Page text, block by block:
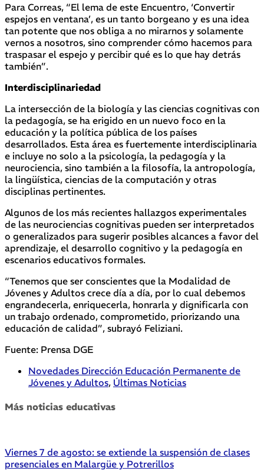
Para Correas, “El lema de este Encuentro, ‘Convertir
espejos en ventana’, es un tanto borgeano y es una idea
tan potente que nos obliga a no mirarnos y solamente
vernos a nosotros, sino comprender cómo hacemos para
traspasar el espejo y percibir qué es lo que hay detrás
también”.
Interdisciplinariedad
La intersección de la biología y las ciencias cognitivas con
la pedagogía, se ha erigido en un nuevo foco en la
educación y la política pública de los países
desarrollados. Esta área es fuertemente interdisciplinaria
e incluye no solo a la psicología, la pedagogía y la
neurociencia, sino también a la filosofía, la antropología,
la lingüística, ciencias de la computación y otras
disciplinas pertinentes.
Algunos de los más recientes hallazgos experimentales
de las neurociencias cognitivas pueden ser interpretados
o generalizados para sugerir posibles alcances a favor del
aprendizaje, el desarrollo cognitivo y la pedagogía en
escenarios educativos formales.
“Tenemos que ser conscientes que la Modalidad de
Jóvenes y Adultos crece día a día, por lo cual debemos
engrandecerla, enriquecerla, honrarla y dignificarla con
un trabajo ordenado, comprometido, priorizando una
educación de calidad”, subrayó Feliziani.
Fuente: Prensa DGE
Novedades Dirección Educación Permanente de
Jóvenes y Adultos, Últimas Noticias
Más noticias educativas
Viernes 7 de agosto: se extiende la suspensión de clases
presenciales en Malargüe y Potrerillos